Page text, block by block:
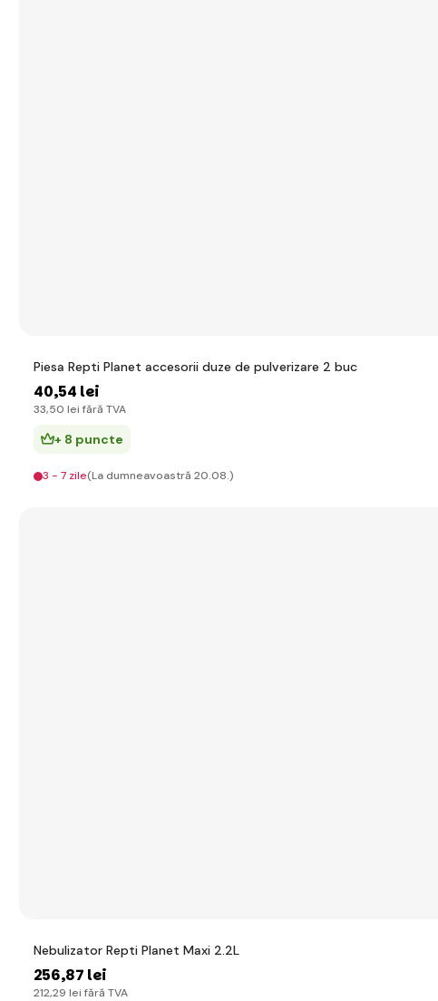
Piesa Repti Planet accesorii duze de pulverizare 2 buc
40,54 lei
33,50 lei fără TVA
+ 8 puncte
3 - 7 zile(La dumneavoastră 20.08.)
Nebulizator Repti Planet Maxi 2.2L
256,87 lei
212,29 lei fără TVA